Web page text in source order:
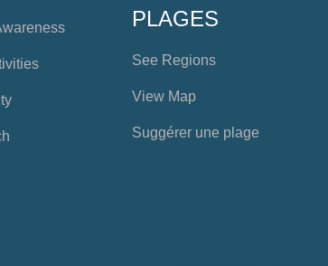
PLAGES
See Regions
View Map
Suggérer une plage